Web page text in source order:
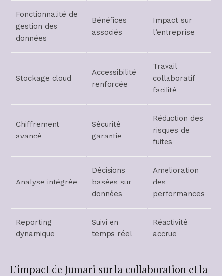
Fonctionnalité de
gestion des
données
Bénéfices
associés
Impact sur
l’entreprise
Stockage cloud
Accessibilité
renforcée
Travail
collaboratif
facilité
Chiffrement
avancé
Sécurité
garantie
Réduction des
risques de
fuites
Analyse intégrée
Décisions
basées sur
données
Amélioration
des
performances
Reporting
dynamique
Suivi en
temps réel
Réactivité
accrue
L’impact de Jumari sur la collaboration et la